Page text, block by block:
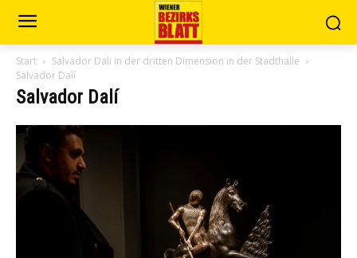
Start
Salvador Dali in der dritten Dimension in der Stadthalle
Salvador Dalí
Salvador Dalí